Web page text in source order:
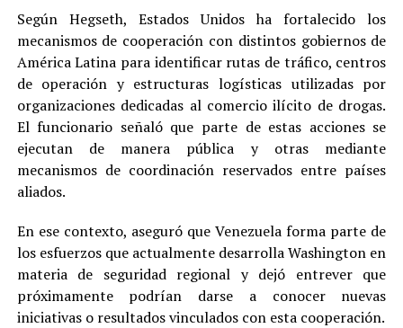
Según Hegseth, Estados Unidos ha fortalecido los
mecanismos de cooperación con distintos gobiernos de
América Latina para identificar rutas de tráfico, centros
de operación y estructuras logísticas utilizadas por
organizaciones dedicadas al comercio ilícito de drogas.
El funcionario señaló que parte de estas acciones se
ejecutan de manera pública y otras mediante
mecanismos de coordinación reservados entre países
aliados.
En ese contexto, aseguró que Venezuela forma parte de
los esfuerzos que actualmente desarrolla Washington en
materia de seguridad regional y dejó entrever que
próximamente podrían darse a conocer nuevas
iniciativas o resultados vinculados con esta cooperación.